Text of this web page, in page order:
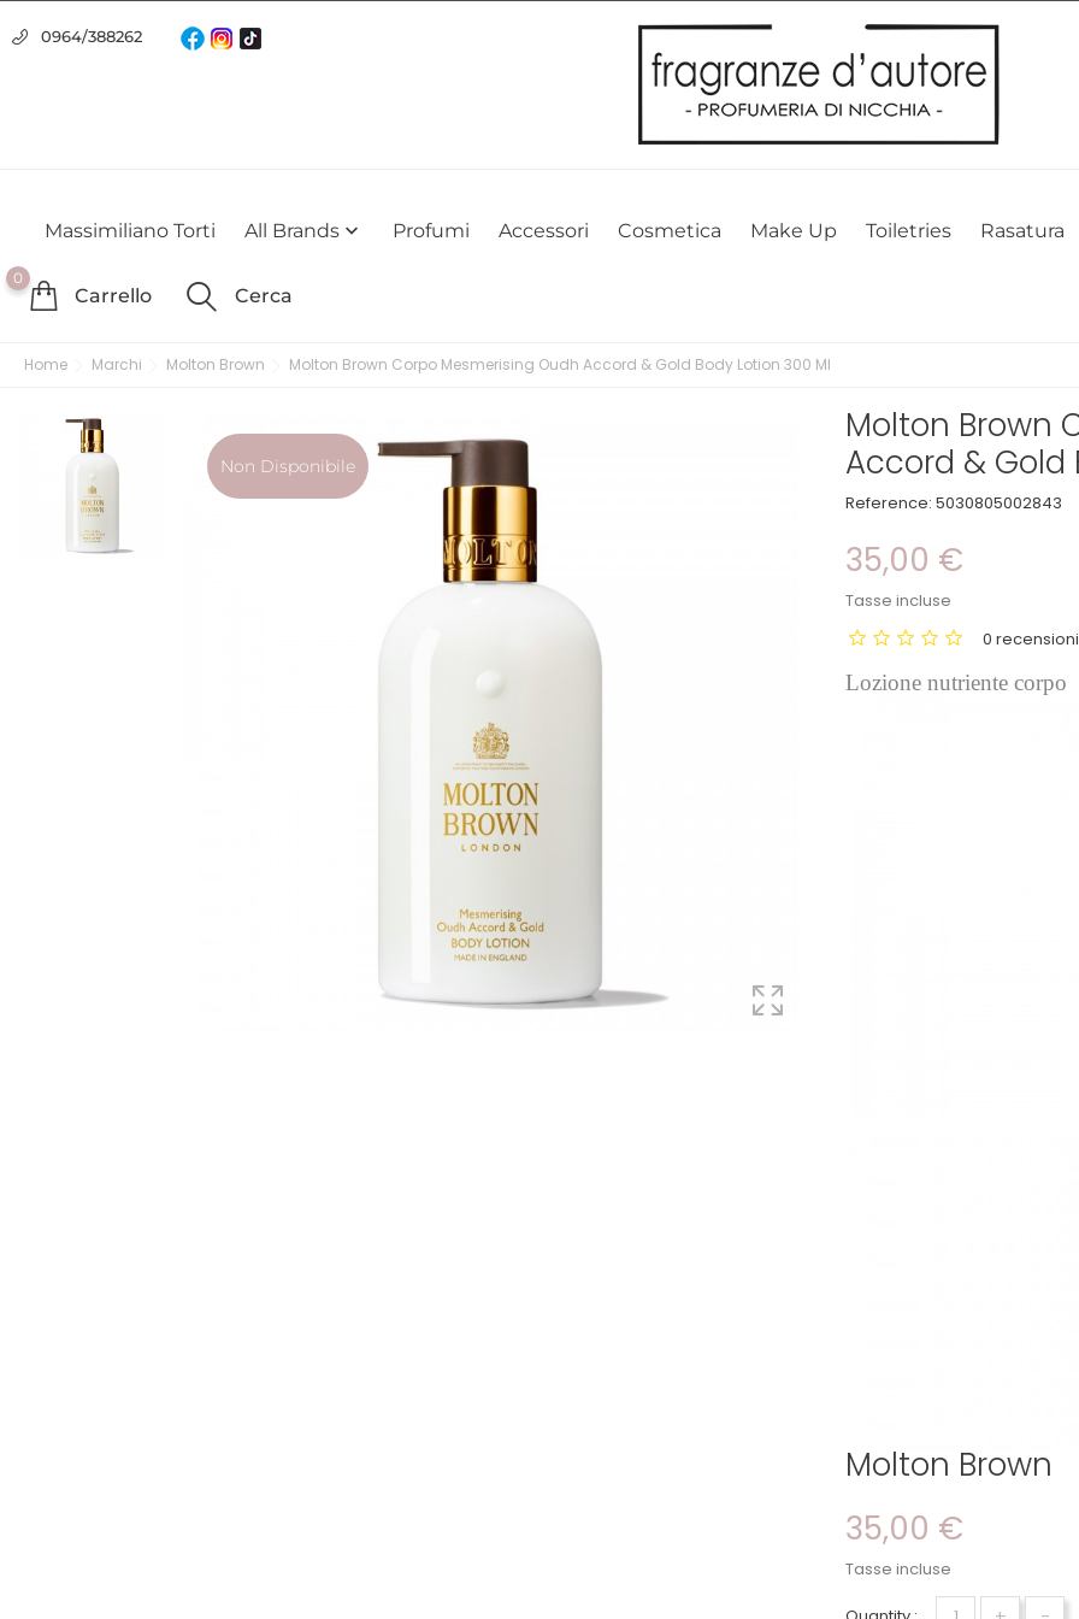
Usiamo i cookie
Utilizziamo i cookie per offrirti la migliore esperienza possibile sul nostro sito web. Cliccando su OK, acconsenti alla nostra politica
0964/388262
Massimiliano Torti All Brands  Profumi Accessori Cosmetica Make Up Toiletries Rasatura
0
Carrello Cerca
Home Marchi Molton Brown Molton Brown Corpo Mesmerising Oudh Accord & Gold Body Lotion 300 Ml
Non Disponibile
Molton Brown
Accord & Gold
Reference: 5030805002843
35,00 €
Tasse incluse
0
Lozione nutriente corpo
Molton Brown
35,00 €
Tasse incluse